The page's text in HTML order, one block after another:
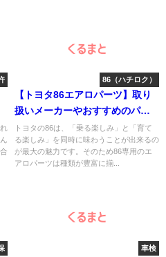
86（ハチロク）
【トヨタ86エアロパーツ】取り
扱いメーカーやおすすめのパー
ツとは？
トヨタの86は、「乗る楽しみ」と「育て
る楽しみ」を同時に味わうことが出来るの
が最大の魅力です。そのため86専用のエ
アロパーツは種類が豊富に揃...
車検